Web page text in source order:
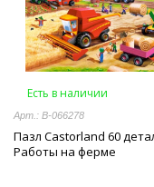
Есть в наличии
Арт.: В-066278
Пазл Castorland 60
Работы на ферме